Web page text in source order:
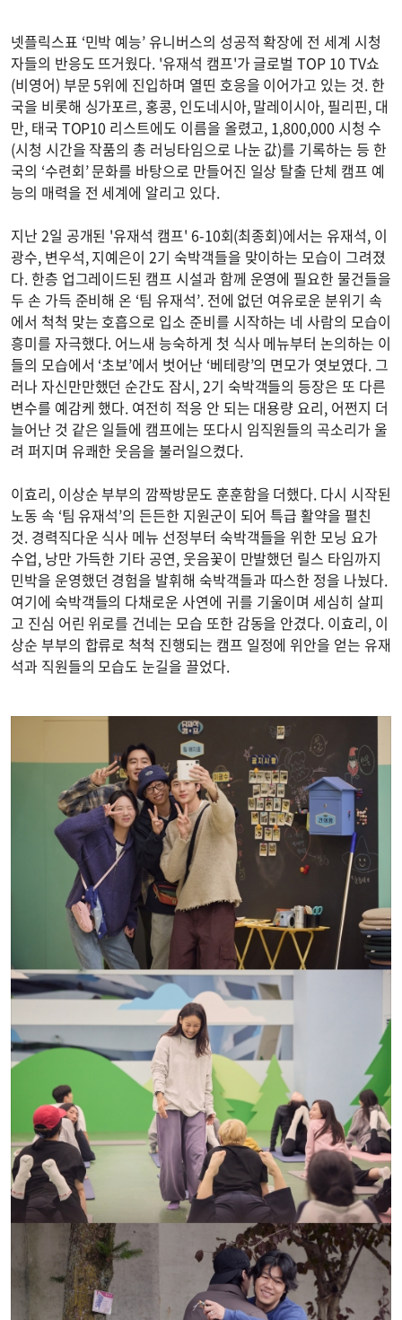
넷플릭스표 ‘민박 예능’ 유니버스의 성공적 확장에 전 세계 시청
자들의 반응도 뜨거웠다. '유재석 캠프'가 글로벌 TOP 10 TV쇼
(비영어) 부문 5위에 진입하며 열띤 호응을 이어가고 있는 것. 한
국을 비롯해 싱가포르, 홍콩, 인도네시아, 말레이시아, 필리핀, 대
만, 태국 TOP10 리스트에도 이름을 올렸고, 1,800,000 시청 수
(시청 시간을 작품의 총 러닝타임으로 나눈 값)를 기록하는 등 한
국의 ‘수련회’ 문화를 바탕으로 만들어진 일상 탈출 단체 캠프 예
능의 매력을 전 세계에 알리고 있다.
지난 2일 공개된 '유재석 캠프' 6-10회(최종회)에서는 유재석, 이
광수, 변우석, 지예은이 2기 숙박객들을 맞이하는 모습이 그려졌
다. 한층 업그레이드된 캠프 시설과 함께 운영에 필요한 물건들을
두 손 가득 준비해 온 ‘팀 유재석’. 전에 없던 여유로운 분위기 속
에서 척척 맞는 호흡으로 입소 준비를 시작하는 네 사람의 모습이
흥미를 자극했다. 어느새 능숙하게 첫 식사 메뉴부터 논의하는 이
들의 모습에서 ‘초보’에서 벗어난 ‘베테랑’의 면모가 엿보였다. 그
러나 자신만만했던 순간도 잠시, 2기 숙박객들의 등장은 또 다른
변수를 예감케 했다. 여전히 적응 안 되는 대용량 요리, 어쩐지 더
늘어난 것 같은 일들에 캠프에는 또다시 임직원들의 곡소리가 울
려 퍼지며 유쾌한 웃음을 불러일으켰다.
이효리, 이상순 부부의 깜짝방문도 훈훈함을 더했다. 다시 시작된
노동 속 ‘팀 유재석’의 든든한 지원군이 되어 특급 활약을 펼친
것. 경력직다운 식사 메뉴 선정부터 숙박객들을 위한 모닝 요가
수업, 낭만 가득한 기타 공연, 웃음꽃이 만발했던 릴스 타임까지
민박을 운영했던 경험을 발휘해 숙박객들과 따스한 정을 나눴다.
여기에 숙박객들의 다채로운 사연에 귀를 기울이며 세심히 살피
고 진심 어린 위로를 건네는 모습 또한 감동을 안겼다. 이효리, 이
상순 부부의 합류로 척척 진행되는 캠프 일정에 위안을 얻는 유재
석과 직원들의 모습도 눈길을 끌었다.